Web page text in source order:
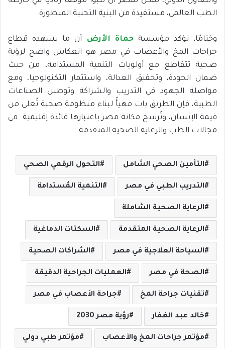
الطب العالمي، مستفيدة من البنية التحتية المتطورة.
وختامًا، تؤكد مؤسسةحماة الأرض أن ما يشهده قطاع
جراحات المخ والأعصاب في مصر هو انعكاس واضح لرؤية
صحية تتقاطع مع أولويات التنمية المستدامة، من حيث
ضمان الجودة، وتحقيق العدالة، واستثمار التكنولوجيا، ومع
مواصلة الجهود في التدريب والشراكة وتوطين الصناعات
الطبية، فإن الطريق بات مهيأً لبناء منظومة صحية تُعلي من
قيمة الإنسان، وتُرسخ مكانة مصر باعتبارها قائدة إقليمية في
مجالات الطب والرعاية الصحية المتقدمة.
التأمين الصحي الشامل التحول الرقمي الصحي
التدريب الطبي في مصر التنمية المُستدامة
الرعاية الصحية الشاملة
الرعاية الصحية المتقدمة السكتات الدماغية
السياحة العلاجية في مصر الشراكات الصحية
الصحة في مصر العمليات الجراحية الدقيقة
تقنيات جراحة المخ جراحة الأعصاب في مصر
خالد عبد الغفار رؤية مصر 2030
مؤتمر جراحات المخ والأعصاب مؤتمر طبي دولي